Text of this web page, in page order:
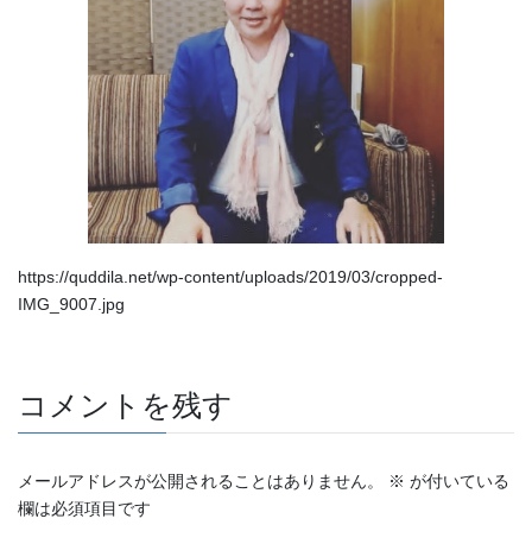
https://quddila.net/wp-content/uploads/2019/03/cropped-
IMG_9007.jpg
コメントを残す
メールアドレスが公開されることはありません。 ※ が付いている
欄は必須項目です